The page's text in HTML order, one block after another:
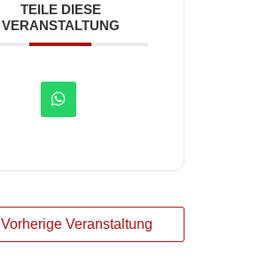
TEILE DIESE
VERANSTALTUNG
Vorherige Veranstaltung